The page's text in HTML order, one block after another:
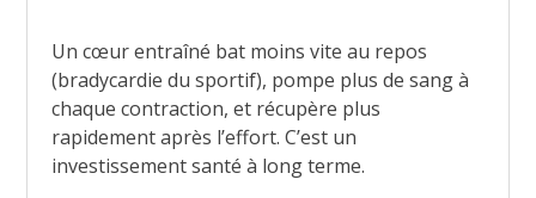
Un cœur entraîné bat moins vite au repos
(bradycardie du sportif), pompe plus de sang à
chaque contraction, et récupère plus
rapidement après l’effort. C’est un
investissement santé à long terme.